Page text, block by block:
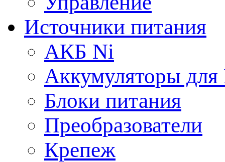
Источники питания
АКБ Ni
Аккумуляторы
Блоки питания
Преобразователи
Крепеж